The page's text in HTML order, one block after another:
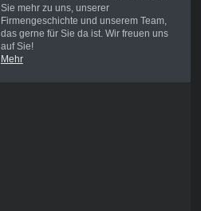
Sie mehr zu uns, unserer
Firmengeschichte und unserem Team,
das gerne für Sie da ist. Wir freuen uns
auf Sie!
Mehr